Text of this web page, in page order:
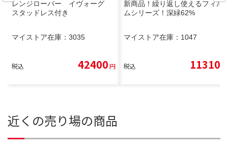
レンジローバー イヴォーグ
スタッドレス付き
マイストア在庫： 3035
税込 42400円
新商品！繰り返し使えるフィル
ムシリーズ！深緑62%
マイストア在庫： 1047
税込 11310
近くの売り場の商品